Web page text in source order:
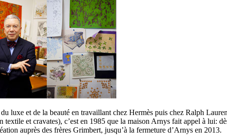
luxe et de la beauté en travaillant chez Hermès puis chez Ralph
et cravates), c’est en 1985 que la maison Arnys fait appel à lui:
auprès des frères Grimbert, jusqu’à la fermeture d’Arnys en 2013.